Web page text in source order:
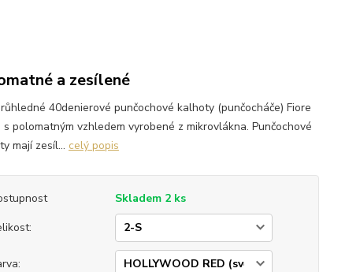
a zesílené
40denierové punčochové kalhoty (punčocháče) Fiore
s polomatným vzhledem vyrobené z mikrovlákna. Punčochové
mají zesíl... celý popis
Skladem 2 ks